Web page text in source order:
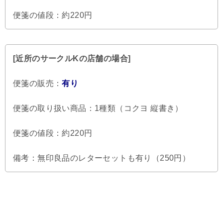
便箋の値段：約220円
[近所のサークルKの店舗の場合]
便箋の販売：有り
便箋の取り扱い商品：1種類（コクヨ 縦書き）
便箋の値段：約220円
備考：無印良品のレターセットも有り（250円）